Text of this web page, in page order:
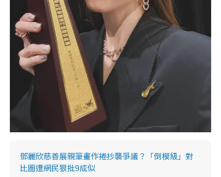
鄧麗欣慈善展親筆畫作捲抄襲爭議？「倒模級」對
比圖遭網民狠批9成似